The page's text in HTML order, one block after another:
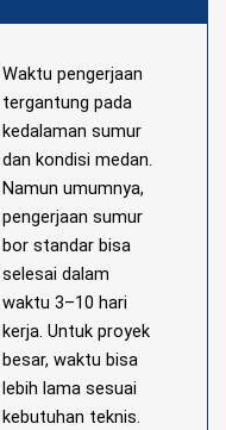
Waktu pengerjaan
tergantung pada
kedalaman sumur
dan kondisi medan.
Namun umumnya,
pengerjaan sumur
bor standar bisa
selesai dalam
waktu 3–10 hari
kerja. Untuk proyek
besar, waktu bisa
lebih lama sesuai
kebutuhan teknis.